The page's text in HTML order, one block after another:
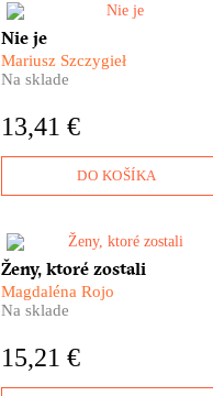
V tejto knihe je
to, čo NIE JE! Najnovšia kniha
obľúbeného poľského
reportáží o prázdnych miestach
Nie je
Mariusz Szczygieł
Na sklade
13,41 €
DO KOŠÍKA
Migrácia nie je len o odchode
človeka za hranice.
Neoddeliteľnou súčasťou tohto
krajinách po tom, ako odišli
Ženy, ktoré zostali
​Magdaléna Rojo
Na sklade
15,21 €